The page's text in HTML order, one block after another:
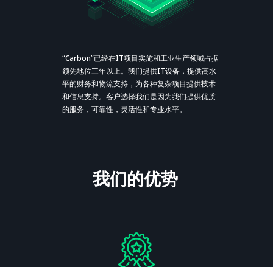
我们的优势
“Carbon”已经在IT项目实施和工业生产领域占据
领先地位三年以上。我们提供IT设备，提供高水
平的财务和物流支持，为各种复杂项目提供技术
和信息支持。客户选择我们是因为我们提供优质
的服务，可靠性，灵活性和专业水平。